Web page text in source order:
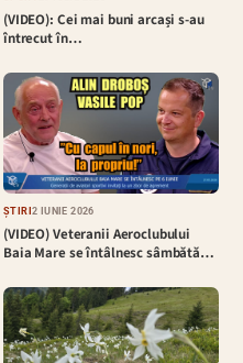
(VIDEO): Cei mai buni arcași s-au
întrecut în…
ȘTIRI2 IUNIE 2026
(VIDEO) Veteranii Aeroclubului
Baia Mare se întâlnesc sâmbătă…